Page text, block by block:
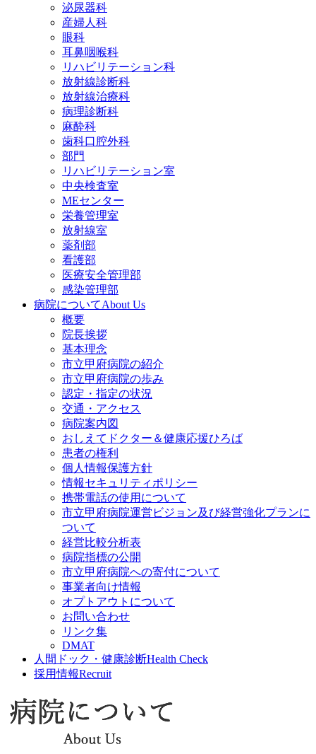
泌尿器科
産婦人科
眼科
耳鼻咽喉科
リハビリテーション科
放射線診断科
放射線治療科
病理診断科
麻酔科
歯科口腔外科
部門
リハビリテーション室
中央検査室
MEセンター
栄養管理室
放射線室
薬剤部
看護部
医療安全管理部
感染管理部
病院についてAbout Us
概要
院長挨拶
基本理念
市立甲府病院の紹介
市立甲府病院の歩み
認定・指定の状況
交通・アクセス
病院案内図
おしえてドクター＆健康応援ひろば
患者の権利
個人情報保護方針
情報セキュリティポリシー
携帯電話の使用について
市立甲府病院運営ビジョン及び経営強化プランに
ついて
経営比較分析表
病院指標の公開
市立甲府病院への寄付について
事業者向け情報
オプトアウトについて
お問い合わせ
リンク集
DMAT
人間ドック・健康診断Health Check
採用情報Recruit